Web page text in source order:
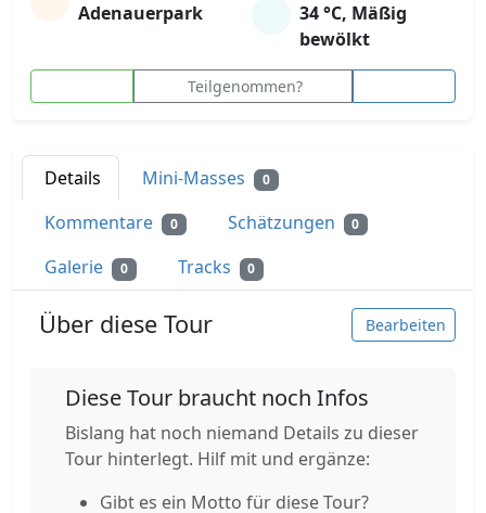
Adenauerpark
34 °C, Mäßig
bewölkt
Teilgenommen?
Details Mini-Masses 0
Kommentare 0 Schätzungen 0
Galerie 0 Tracks 0
Über diese Tour Bearbeiten
Diese Tour braucht noch Infos
Bislang hat noch niemand Details zu dieser
Tour hinterlegt. Hilf mit und ergänze:
Gibt es ein Motto für diese Tour?